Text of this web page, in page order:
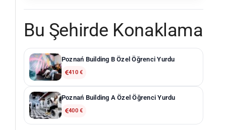
Bu Şehirde Konaklama
Poznań Building B Özel Öğrenci Yurdu
410 €
Poznań Building A Özel Öğrenci Yurdu
400 €